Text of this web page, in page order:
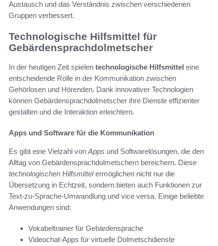
Austausch und das Verständnis zwischen verschiedenen
Gruppen verbessert.
Technologische Hilfsmittel für
Gebärdensprachdolmetscher
In der heutigen Zeit spielen technologische Hilfsmittel eine
entscheidende Rolle in der Kommunikation zwischen
Gehörlosen und Hörenden. Dank innovativer Technologien
können Gebärdensprachdolmetscher ihre Dienste effizienter
gestalten und die Interaktion erleichtern.
Apps und Software für die Kommunikation
Es gibt eine Vielzahl von Apps und Softwarelösungen, die den
Alltag von Gebärdensprachdolmetschern bereichern. Diese
technologischen Hilfsmittelermöglichen nicht nur die
Übersetzung in Echtzeit, sondern bieten auch Funktionen zur
Text-zu-Sprache-Umwandlung und vice versa. Einige beliebte
Anwendungen sind:
Vokabeltrainer für Gebärdensprache
Videochat-Apps für virtuelle Dolmetschdienste